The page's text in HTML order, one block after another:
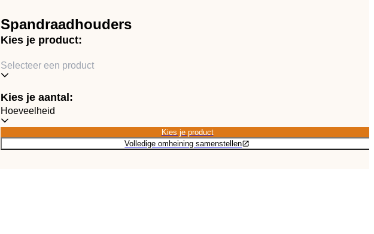
Spandraadhouders
Kies je product:
Selecteer een product
Kies je aantal:
Hoeveelheid
Kies je product
Kies je product
Volledige omheining samenstellen